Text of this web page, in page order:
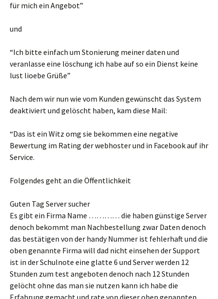
für mich ein Angebot”
und
“Ich bitte einfach um Stonierung meiner daten und
veranlasse eine löschung ich habe auf so ein Dienst keine
lust lioebe Grüße”
Nach dem wir nun wie vom Kunden gewünscht das System
deaktiviert und gelöscht haben, kam diese Mail:
“Das ist ein Witz omg sie bekommen eine negative
Bewertung im Rating der webhoster und in Facebook auf ihr
Service.
Folgendes geht an die Öffentlichkeit
Guten Tag Server sucher
Es gibt ein Firma Name ………… die haben günstige Server
denoch bekommt man Nachbestellung zwar Daten denoch
das bestätigen von der handy Nummer ist fehlerhaft und die
oben genannte Firma will dad nicht einsehen der Support
ist in der Schulnote eine glatte 6 und Server werden 12
Stunden zum test angeboten denoch nach 12 Stunden
gelöcht ohne das man sie nutzen kann ich habe die
Erfahrung gemacht und rate von dieser oben genannten